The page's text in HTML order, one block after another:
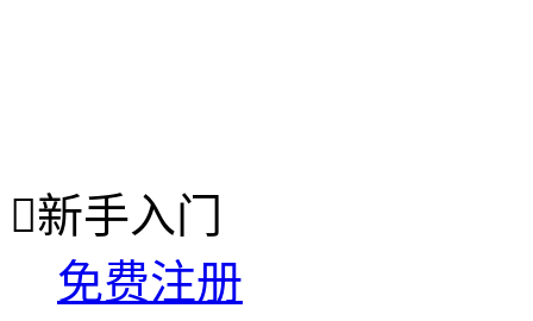
新手入门
免费注册